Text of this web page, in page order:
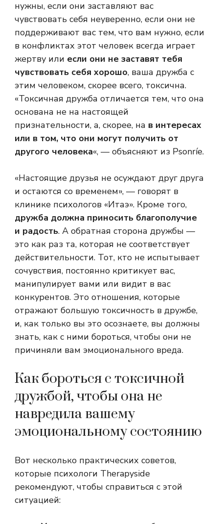
нужны, если они заставляют вас
чувствовать себя неуверенно, если они не
поддерживают вас тем, что вам нужно, если
в конфликтах этот человек всегда играет
жертву или если они не заставят тебя
чувствовать себя хорошо, ваша дружба с
этим человеком, скорее всего, токсична.
«Токсичная дружба отличается тем, что она
основана не на настоящей
признательности, а, скорее, на в интересах
или в том, что они могут получить от
другого человека«, — объясняют из Psonríe.
«Настоящие друзья не осуждают друг друга
и остаются со временем», — говорят в
клинике психологов «Итаэ». Кроме того,
дружба должна приносить благополучие
и радость. А обратная сторона дружбы —
это как раз та, которая не соответствует
действительности. Тот, кто не испытывает
сочувствия, постоянно критикует вас,
манипулирует вами или видит в вас
конкурентов. Это отношения, которые
отражают большую токсичность в дружбе,
и, как только вы это осознаете, вы должны
знать, как с ними бороться, чтобы они не
причиняли вам эмоционального вреда.
Как бороться с токсичной
дружбой, чтобы она не
навредила вашему
эмоциональному состоянию
Вот несколько практических советов,
которые психологи Therapyside
рекомендуют, чтобы справиться с этой
ситуацией: